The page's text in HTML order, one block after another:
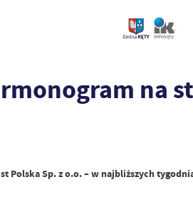
na
Polska Sp. z o.o. – w najbliższych